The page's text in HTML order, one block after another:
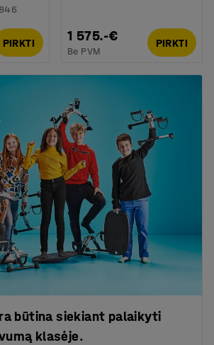
PIRKTI 1 575.-€
Be PVM
PIRKTI
būtina siekiant palaikyti
klasėje.